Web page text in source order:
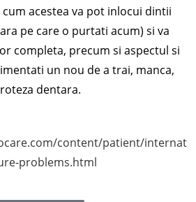
acestea va pot inlocui dintii
pe care o purtati acum) si va
completa, precum si aspectul si
un nou de a trai, manca,
dentara.
content/patient/internat
problems.html